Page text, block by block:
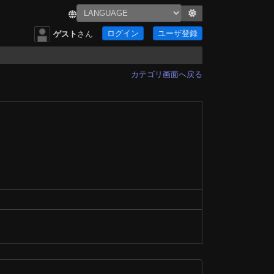
ゲスト さん ログイン ユーザ登録
カテゴリ画面へ戻る